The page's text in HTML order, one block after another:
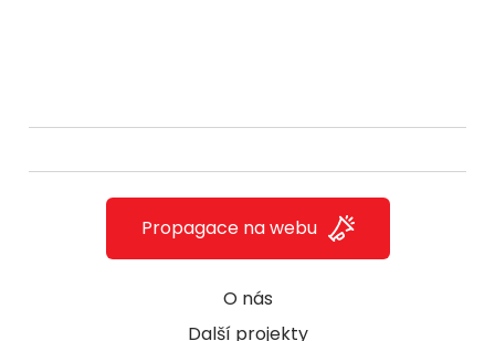
O nás
Další projekty
Propagace na webu